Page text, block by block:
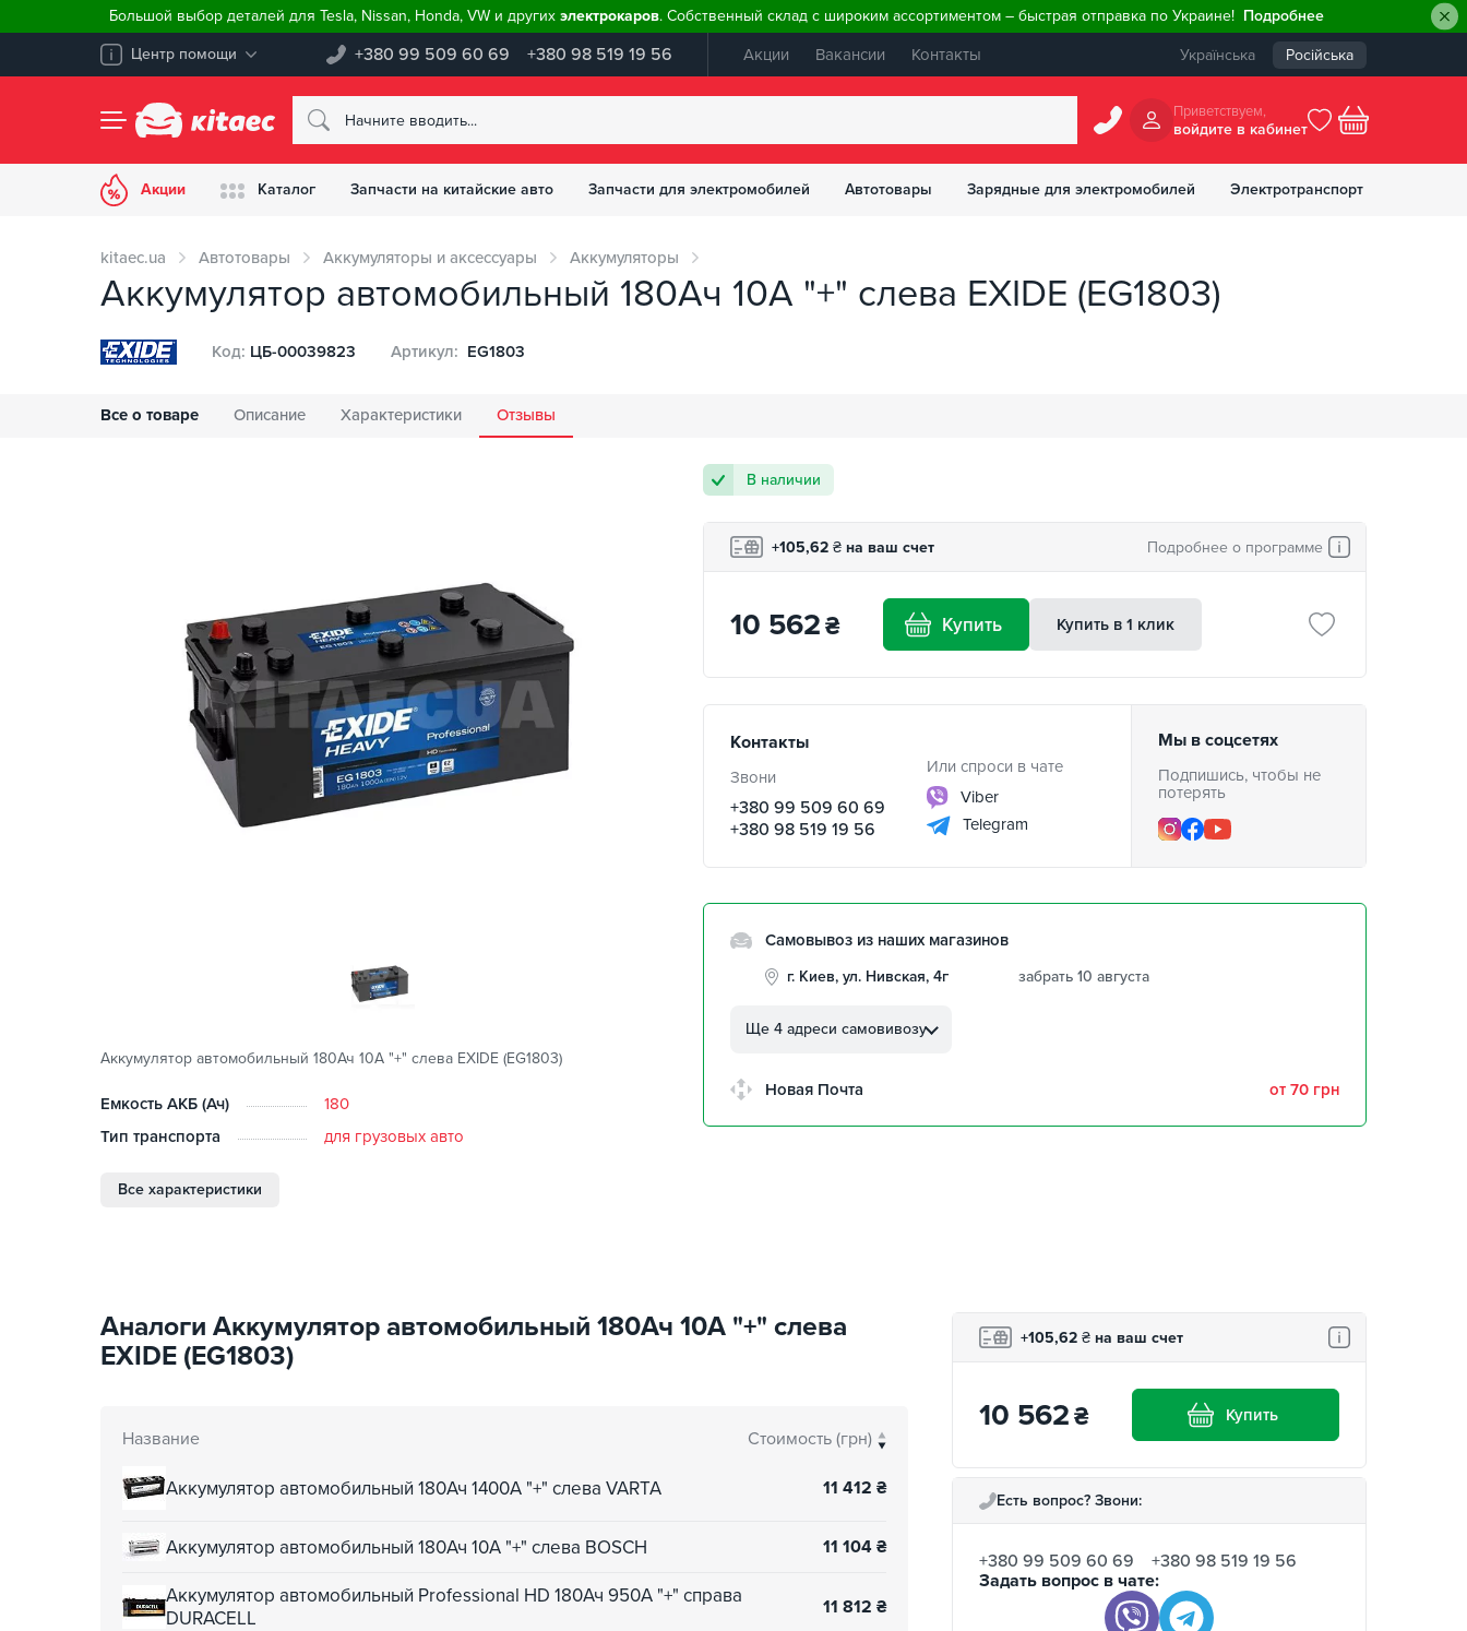
Большой выбор деталей для Tesla, Nissan, Honda, VW и других электрокаров. Собственный склад с широким ассортиментом – быстрая отправка по Украине! Подробнее
Центр помощи +380 99 509 60 69 +380 98 519 19 56 Акции Вакансии Контакты Українська Російська
Приветствуем,
войдите в кабинет
Акции Каталог Запчасти на китайские авто Запчасти для электромобилей Автотовары Зарядные для электромобилей Электротранспорт
kitaec.ua Автотовары Аккумуляторы и аксессуары Аккумуляторы
Аккумулятор автомобильный 180Ач 10А "+" слева EXIDE (EG1803)
Все о товаре Описание Характеристики Отзывы
Код: ЦБ-00039823 Артикул: EG1803
Аккумулятор автомобильный 180Ач 10А "+" слева EXIDE (EG1803)
Емкость АКБ (Ач)
180
Тип транспорта
для грузовых авто
Все характеристики
В наличии
+105,62 ₴ на ваш счет Подробнее о программе
10 562₴ Купить Купить в 1 клик
Контакты
Звони
+380 99 509 60 69
+380 98 519 19 56
Или спроси в чате
Viber
Telegram
Мы в соцсетях
Подпишись, чтобы не
потерять
Самовывоз из наших магазинов
г. Киев, ул. Нивская, 4г
забрать 10 августа
Автолюбителей, 8а
26
Ще 4 адреси самовивозу
Новая Почта от 70 грн
Аналоги Аккумулятор автомобильный 180Ач 10А "+" слева
EXIDE (EG1803)
Название Стоимость (грн)
Аккумулятор автомобильный 180Ач 1400А "+" слева VARTA 11 412 ₴
Аккумулятор автомобильный 180Ач 10А "+" слева BOSCH 11 104 ₴
Аккумулятор автомобильный Professional HD 180Ач 950А "+" справа
DURACELL
11 812 ₴
+105,62 ₴ на ваш счет
10 562₴ Купить
Есть вопрос? Звони:
+380 99 509 60 69
+380 98 519 19 56
Задать вопрос в чате: